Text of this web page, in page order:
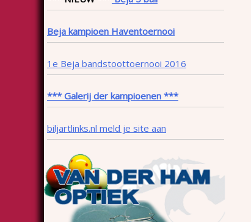
Beja kampioen Haventoernooi
1e Beja bandstoottoernooi 2016
*** Galerij der kampioenen ***
biljartlinks.nl meld je site aan